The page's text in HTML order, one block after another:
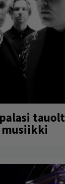
musiikki